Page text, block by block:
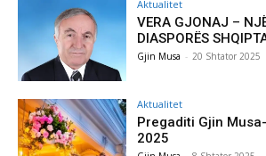
Aktualitet
VERA GJONAJ –
DIASPORËS
Gjin Musa - 20 Shtator 2025
Aktualitet
Pregaditi Gjin
2025